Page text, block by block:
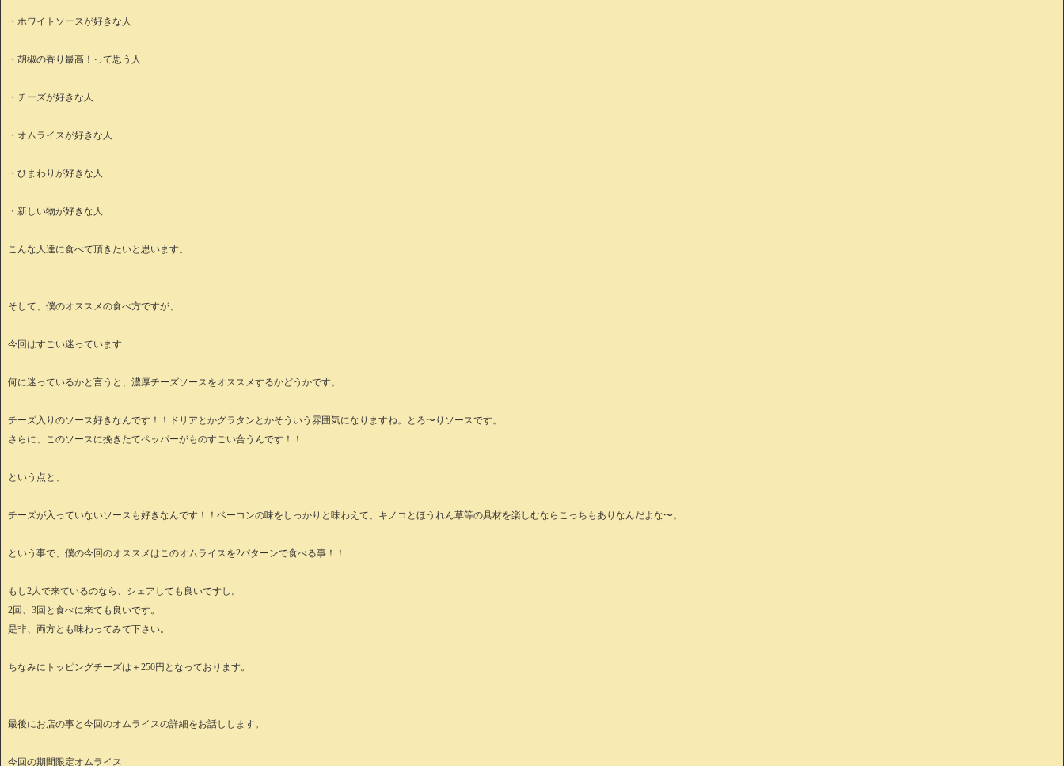
・ホワイトソースが好きな人
・胡椒の香り最高！って思う人
・チーズが好きな人
・オムライスが好きな人
・ひまわりが好きな人
・新しい物が好きな人
こんな人達に食べて頂きたいと思います。
そして、僕のオススメの食べ方ですが、
今回はすごい迷っています…
何に迷っているかと言うと、濃厚チーズソースをオススメするかどうかです。
チーズ入りのソース好きなんです！！ドリアとかグラタンとかそういう雰囲気になりますね。とろ〜りソースです。
さらに、このソースに挽きたてペッパーがものすごい合うんです！！
という点と、
チーズが入っていないソースも好きなんです！！ベーコンの味をしっかりと味わえて、キノコとほうれん草等の具材を楽しむならこっちもありなんだよな〜。
という事で、僕の今回のオススメはこのオムライスを2パターンで食べる事！！
もし2人で来ているのなら、シェアしても良いですし。
2回、3回と食べに来ても良いです。
是非、両方とも味わってみて下さい。
ちなみにトッピングチーズは＋250円となっております。
最後にお店の事と今回のオムライスの詳細をお話しします。
今回の期間限定オムライス